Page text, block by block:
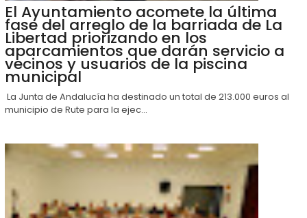
El Ayuntamiento acomete la última
fase del arreglo de la barriada de La
Libertad priorizando en los
aparcamientos que darán servicio a
vecinos y usuarios de la piscina
municipal
La Junta de Andalucía ha destinado un total de 213.000 euros al
municipio de Rute para la ejec...